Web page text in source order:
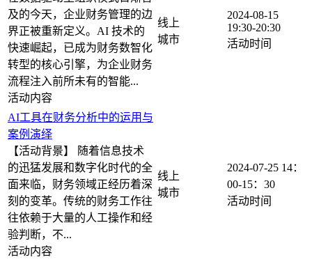
及的今天，企业财务管理的边
界正被重新定义。AI 技术的
快速崛起，已成为财务数智化
转型的核心引擎，为企业财务
流程注入前所未有的智能...
线上
2024-08-15
19:30-20:30
AI工具在财务分析中的运用与
案例演绎
【活动背景】 随着信息技术
的迅猛发展和数字化时代的全
面来临，财务领域正经历着深
刻的变革。传统的财务工作往
往依赖于大量的人工操作和经
验判断，不...
线上
2024-07-25 14：
00-15：30